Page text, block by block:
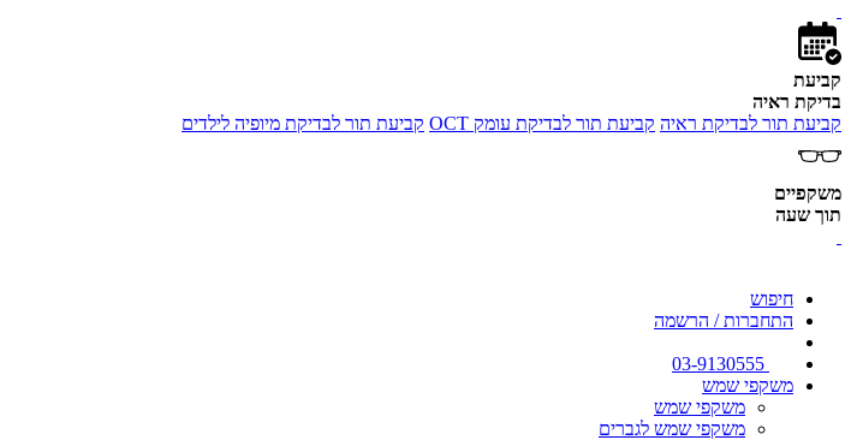
קביעת
בדיקת ראיה
קביעת תור לבדיקת ראיה קביעת תור לבדיקת עומק OCT קביעת תור לבדיקת מיופיה לילדים
משקפיים
תוך שעה
חיפוש
התחברות / הרשמה
משקפי שמש
משקפי שמש
משקפי שמש לגברים